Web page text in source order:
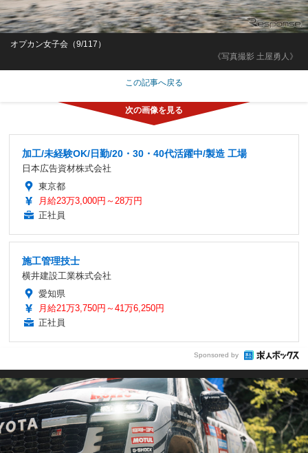
《写真撮影 土屋勇人》
オプカン女子会（9/117）
この記事へ戻る
加工/未経験OK/日勤/20・30・40代活躍中/製造 工場
日本広告資材株式会社
東京都
月給23万3,000円～28万円
正社員
施工管理技士
横井建設工業株式会社
愛知県
月給21万3,750円～41万6,250円
正社員
Sponsored by